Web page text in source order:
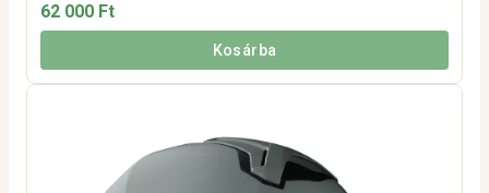
62 000 Ft
Kosárba